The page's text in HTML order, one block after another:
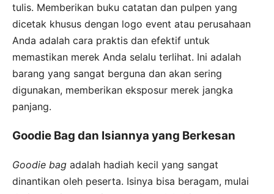
tulis. Memberikan buku catatan dan pulpen yang
dicetak khusus dengan logo event atau perusahaan
Anda adalah cara praktis dan efektif untuk
memastikan merek Anda selalu terlihat. Ini adalah
barang yang sangat berguna dan akan sering
digunakan, memberikan eksposur merek jangka
panjang.
Goodie Bag dan Isiannya yang Berkesan
Goodie bag adalah hadiah kecil yang sangat
dinantikan oleh peserta. Isinya bisa beragam, mulai